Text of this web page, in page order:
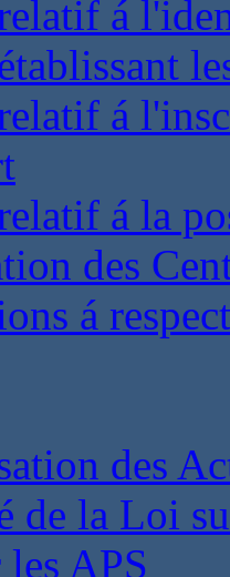
á
á
á la
des
á
des
de la Loi
APS